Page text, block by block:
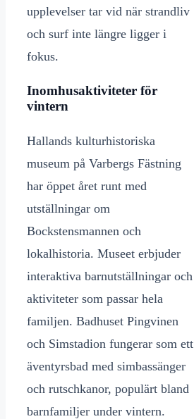
upplevelser tar vid när strandliv
och surf inte längre ligger i
fokus.
Inomhusaktiviteter för
vintern
Hallands kulturhistoriska
museum på Varbergs Fästning
har öppet året runt med
utställningar om
Bockstensmannen och
lokalhistoria. Museet erbjuder
interaktiva barnutställningar och
aktiviteter som passar hela
familjen. Badhuset Pingvinen
och Simstadion fungerar som ett
äventyrsbad med simbassänger
och rutschkanor, populärt bland
barnfamiljer under vintern.